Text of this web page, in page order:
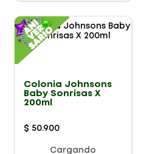
Colonia Johnsons
Baby Sonrisas X
200ml
$ 50.900
Cargando